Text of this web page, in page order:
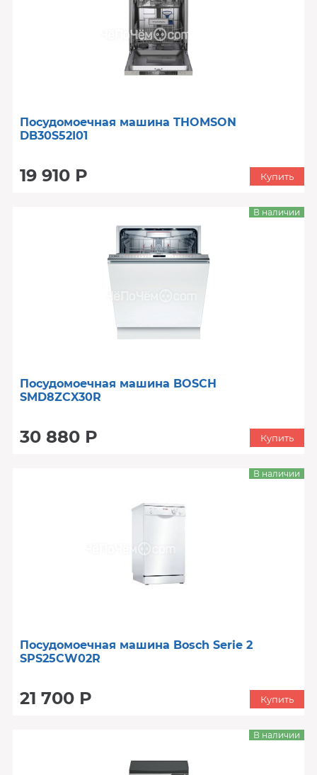
Посудомоечная машина THOMSON
DB30S52I01
19 910 Р Купить
Посудомоечная машина BOSCH
SMD8ZCX30R
30 880 Р
В наличии
Купить
Посудомоечная машина Bosch Serie 2
SPS25CW02R
21 700 Р
В наличии
Купить
В наличии